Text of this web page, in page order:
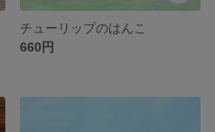
チューリップのはんこ
660円